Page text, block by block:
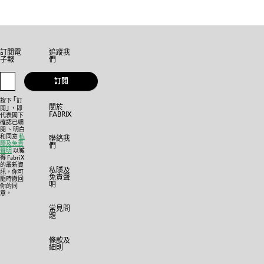
訂閱電
子報
訂閱
按下「 訂
閱 」 ，即
代表閣下
確認已細
閱 、明白
和同意私
隱及免責
聲明 以獲
得 FabriX
的最新資
訊。你可
隨時撤回
你的同
意。
追蹤我
們
關於
FABRIX
聯絡我
們
私隱及
免責聲
明
常見問
題
條款及
細則